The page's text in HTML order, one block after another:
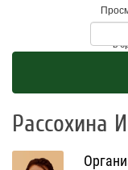
* - в
Рассохина